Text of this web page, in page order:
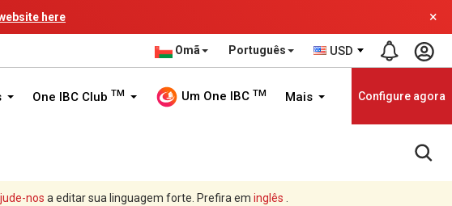
here ×
Omã Português USD
One IBC Club TM Um One IBC TM Mais Configure agora
nos a editar sua linguagem forte. Prefira em inglês .